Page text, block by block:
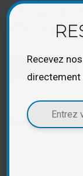
rapide, le
offre idéale à
Rechercher
Recevez
directement